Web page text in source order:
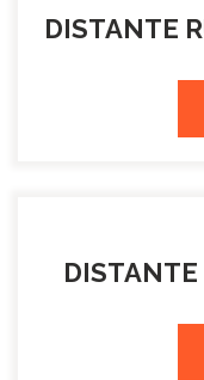
DISTANTE
DISTANTE